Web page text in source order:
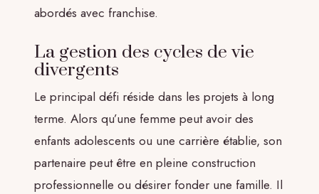
abordés avec franchise.
La gestion des cycles de vie
divergents
Le principal défi réside dans les projets à long
terme. Alors qu’une femme peut avoir des
enfants adolescents ou une carrière établie, son
partenaire peut être en pleine construction
professionnelle ou désirer fonder une famille. Il